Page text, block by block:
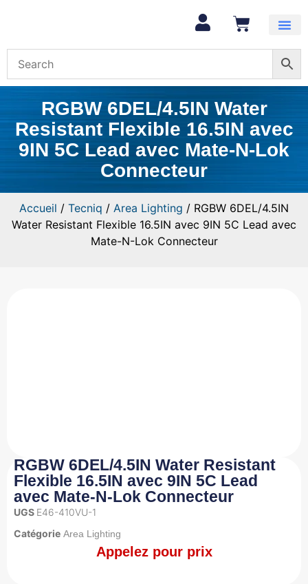
RGBW 6DEL/4.5IN Water
Resistant Flexible 16.5IN avec
9IN 5C Lead avec Mate-N-Lok
Connecteur
Accueil / Tecniq / Area Lighting / RGBW 6DEL/4.5IN
Water Resistant Flexible 16.5IN avec 9IN 5C Lead avec
Mate-N-Lok Connecteur
RGBW 6DEL/4.5IN Water Resistant
Flexible 16.5IN avec 9IN 5C Lead
avec Mate-N-Lok Connecteur
UGS E46-410VU-1
Catégorie Area Lighting
Appelez pour prix